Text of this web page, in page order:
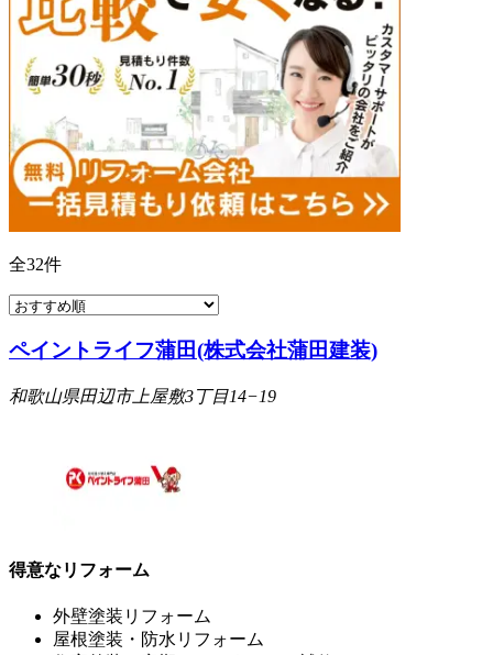
全32件
ペイントライフ蒲田(株式会社蒲田建装)
和歌山県田辺市上屋敷3丁目14−19
得意なリフォーム
外壁塗装リフォーム
屋根塗装・防水リフォーム